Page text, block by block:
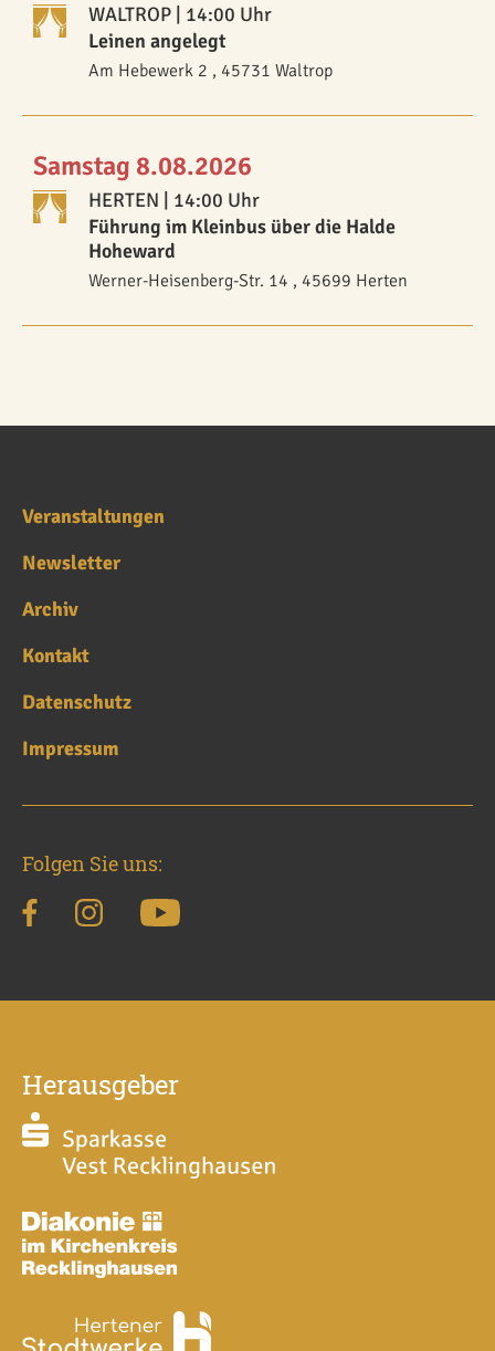
WALTROP | 14:00 Uhr
Leinen angelegt
Am Hebewerk 2 , 45731 Waltrop
Samstag 8.08.2026
HERTEN | 14:00 Uhr
Führung im Kleinbus über die Halde
Hoheward
Werner-Heisenberg-Str. 14 , 45699 Herten
Veranstaltungen
Newsletter
Archiv
Kontakt
Datenschutz
Impressum
Folgen Sie uns:
Herausgeber